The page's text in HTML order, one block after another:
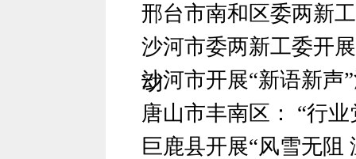
邢台市南和区委两新
沙河市委两新工委开展
动
沙河市开展“新语新声
唐山市丰南区： “行
巨鹿县开展“风雪无阻